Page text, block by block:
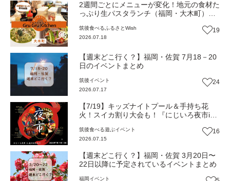
2週間ごとにメニューが変化！地元の食材た
っぷり生パスタランチ（福岡・大木町）
筑後食べる ふるさとWish
2026.07.18
19
【週末どこ行く？】福岡・佐賀 7月18－20
日のイベントまとめ
筑後イベント
2026.07.17
24
【7/19】キッズナイトプール＆手持ち花
火！スイカ割り大会も！『にじいろ夜市in
ト】
筑後食べる遊ぶイベント
2026.07.15
16
【週末どこ行く？】福岡・佐賀 3月20日〜
22日以降に予定されているイベントまとめ
福岡 イベント